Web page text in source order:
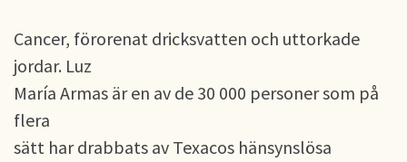
Cancer, förorenat dricksvatten och uttorkade
jordar. Luz
María Armas är en av de 30 000 personer som på
flera
sätt har drabbats av Texacos hänsynslösa